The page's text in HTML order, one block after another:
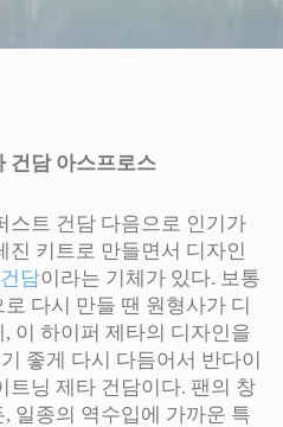
건담 아스프로스
스트 건담 다음으로 인기가
진 키트로 만들면서 디자인
담이라는 기체가 있다. 보통
다시 만들 땐 원형사가 디
이 하이퍼 제타의 디자인을
좋게 다시 다듬어서 반다이
트닝 제타 건담이다. 팬의 창
일종의 역수입에 가까운 특